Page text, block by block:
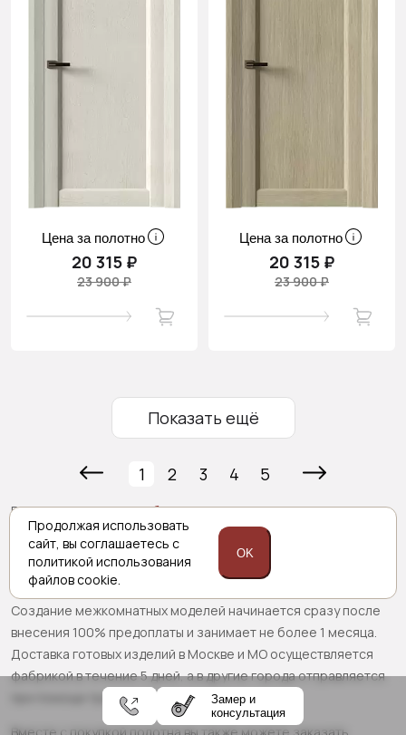
Цена за полотно
20 315 ₽
23 900 ₽
Цена за полотно
20 315 ₽
23 900 ₽
Показать ещё
1 2 3 4 5
В разделе каталогафабрики «PortaPrima»представлены
межкомнатные двери 65 см. Такие параметры конструкции
не являются стандартными, поэтому все имеющие на
странице модели изготавливаются под заказ.
Создание межкомнатных моделей начинается сразу после
внесения 100% предоплаты и занимает не более 1 месяца.
Доставка готовых изделий в Москве и МО осуществляется
фабрикой в течение 5 дней, а в другие города отправляется
при помощи транспортной компании.
Замер и
консультация
Продолжая использовать
сайт, вы соглашаетесь с
политикой использования
файлов cookie.
OK